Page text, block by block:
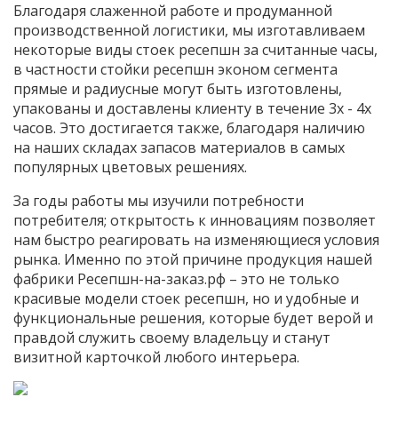
Благодаря слаженной работе и продуманной
производственной логистики, мы изготавливаем
некоторые виды стоек ресепшн за считанные часы,
в частности стойки ресепшн эконом сегмента
прямые и радиусные могут быть изготовлены,
упакованы и доставлены клиенту в течение 3х - 4х
часов. Это достигается также, благодаря наличию
на наших складах запасов материалов в самых
популярных цветовых решениях.
За годы работы мы изучили потребности
потребителя; открытость к инновациям позволяет
нам быстро реагировать на изменяющиеся условия
рынка. Именно по этой причине продукция нашей
фабрики Ресепшн-на-заказ.рф – это не только
красивые модели стоек ресепшн, но и удобные и
функциональные решения, которые будет верой и
правдой служить своему владельцу и станут
визитной карточкой любого интерьера.